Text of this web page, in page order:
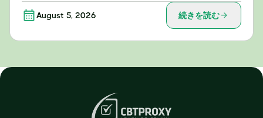
August 5, 2026 続きを読む